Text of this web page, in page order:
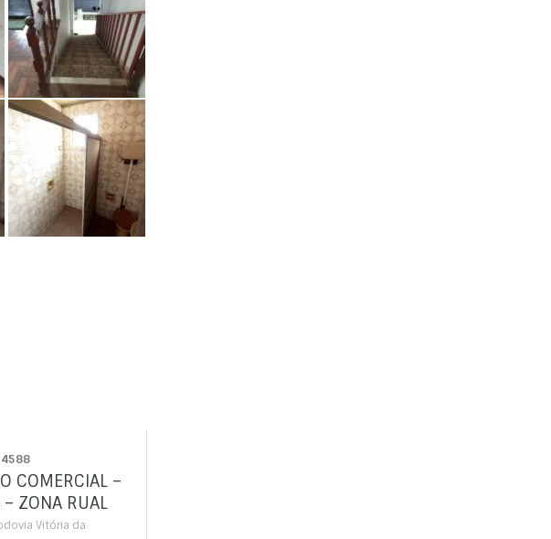
4588
COMERCIAL –
– ZONA RUAL
Vitória da